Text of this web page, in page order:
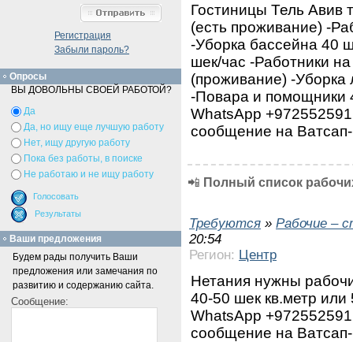
Гостиницы Тель Авив
(есть проживание) -
-Уборка бассейна 40
шек/час -Работники
(проживание) -Уборка
-Повара и помощники
WhatsApp
сообщение на
📲 Полный список
Требуются » Рабочие –
20:54
Регион: Центр
Нетания нужны
40-50 шек кв.метр
WhatsApp
сообщение на
Регистрация
Забыли пароль?
Опросы
ВЫ ДОВОЛЬНЫ СВОЕЙ РАБОТОЙ?
Да
Да, но ищу еще лучшую работу
Нет, ищу другую работу
Пока без работы, в поиске
Не работаю и не ищу работу
Ваши предложения
Будем рады получить Ваши
предложения или замечания по
развитию и содержанию сайта.
Сообщение: